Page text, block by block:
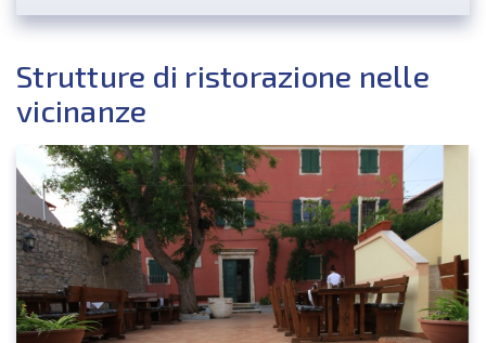
Strutture di ristorazione nelle
vicinanze